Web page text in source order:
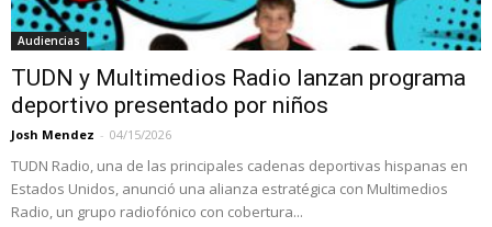
Audiencias
TUDN y Multimedios Radio lanzan programa
deportivo presentado por niños
Josh Mendez - 04/15/2026
TUDN Radio, una de las principales cadenas deportivas hispanas en
Estados Unidos, anunció una alianza estratégica con Multimedios
Radio, un grupo radiofónico con cobertura...